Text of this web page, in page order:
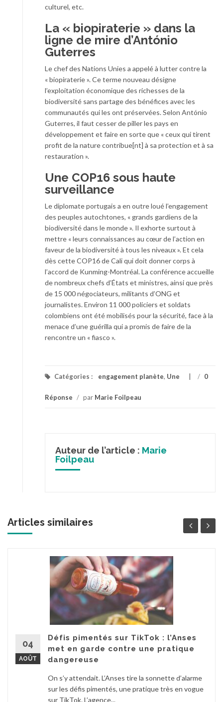
culturel, etc.
La « biopiraterie » dans la
ligne de mire d’António
Guterres
Le chef des Nations Unies a appelé à lutter contre la
« biopiraterie ». Ce terme nouveau désigne
l’exploitation économique des richesses de la
biodiversité sans partage des bénéfices avec les
communautés qui les ont préservées. Selon António
Guterres, il faut cesser de piller les pays en
développement et faire en sorte que « ceux qui tirent
profit de la nature contribue[nt] à sa protection et à sa
restauration ».
Une COP16 sous haute
surveillance
Le diplomate portugais a en outre loué l’engagement
des peuples autochtones, « grands gardiens de la
biodiversité dans le monde ». Il exhorte surtout à
mettre « leurs connaissances au cœur de l’action en
faveur de la biodiversité à tous les niveaux ». Et cela
dès cette COP16 de Cali qui doit donner corps à
l’accord de Kunming-Montréal. La conférence accueille
de nombreux chefs d’États et ministres, ainsi que près
de 15 000 négociateurs, militants d’ONG et
journalistes. Environ 11 000 policiers et soldats
colombiens ont été mobilisés pour la sécurité, face à la
menace d’une guérilla qui a promis de faire de la
rencontre un « fiasco ».
Catégories : engagement planète, Une / 0
Réponse / par Marie Foilpeau
Auteur de l’article : Marie
Foilpeau
Articles similaires
04
AOÛT
Défis pimentés sur TikTok : l’Anses
met en garde contre une pratique
dangereuse
On s’y attendait. L’Anses tire la sonnette d’alarme
sur les défis pimentés, une pratique très en vogue
sur TikTok. L’agence...